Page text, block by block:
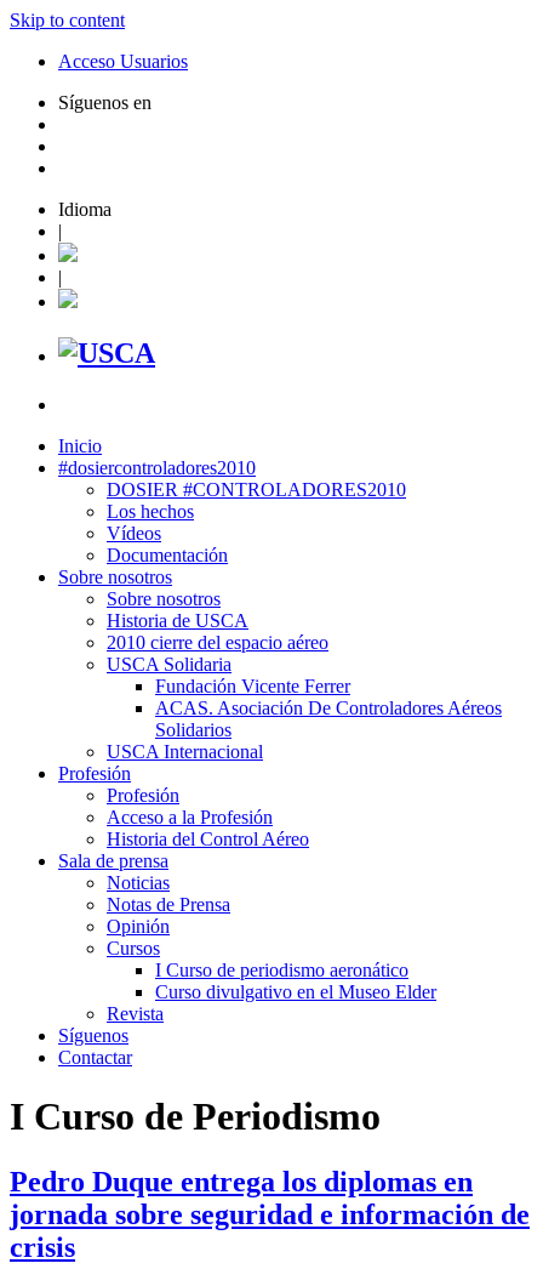
Skip to content
Acceso Usuarios
Síguenos en
Idioma
|
|
Inicio
#dosiercontroladores2010
DOSIER #CONTROLADORES2010
Los hechos
Vídeos
Documentación
Sobre nosotros
Sobre nosotros
Historia de USCA
2010 cierre del espacio aéreo
USCA Solidaria
Fundación Vicente Ferrer
ACAS. Asociación De Controladores Aéreos
Solidarios
USCA Internacional
Profesión
Profesión
Acceso a la Profesión
Historia del Control Aéreo
Sala de prensa
Noticias
Notas de Prensa
Opinión
Cursos
I Curso de periodismo aeronático
Curso divulgativo en el Museo Elder
Revista
Síguenos
Contactar
I Curso de Periodismo
Pedro Duque entrega los diplomas en
jornada sobre seguridad e información de
crisis